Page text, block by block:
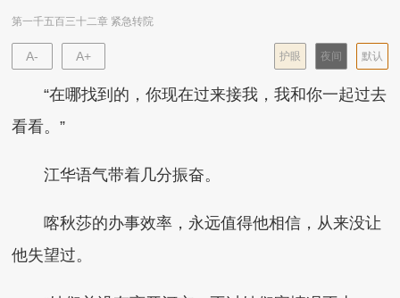
第一千五百三十二章 紧急转院
A- A+ 默认
夜间
护眼
“在哪找到的，你现在过来接我，我和你一起过去
看看。”
江华语气带着几分振奋。
喀秋莎的办事效率，永远值得他相信，从来没让
他失望过。